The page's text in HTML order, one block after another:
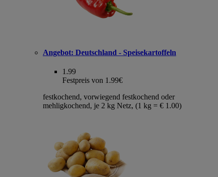
Angebot: Deutschland - Speisekartoffeln
1.99
Festpreis von 1.99€
festkochend, vorwiegend festkochend oder
mehligkochend, je 2 kg Netz, (1 kg = € 1.00)